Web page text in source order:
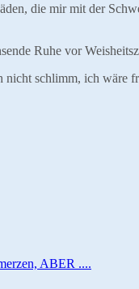
die mir mit der
Ruhe vor
schlimm, ich wäre
ABER ....